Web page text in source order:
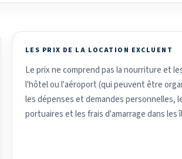
LES PRIX DE LA LOCATION EXCLUENT
Le prix ne comprend pas la nourriture et
l'hôtel ou l'aéroport (qui peuvent être
les dépenses et demandes personnelles,
portuaires et les frais d'amarrage dans les